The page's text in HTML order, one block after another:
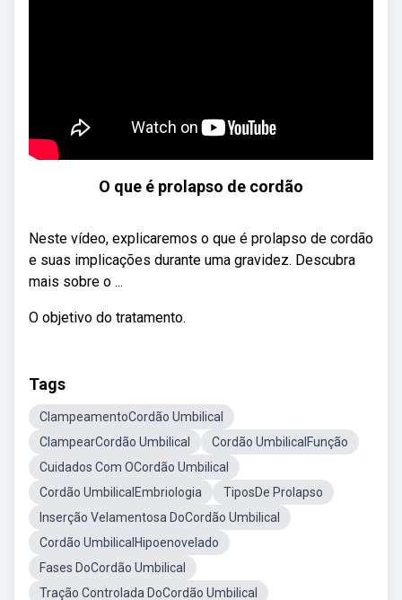
O que é prolapso de cordão
Neste vídeo, explicaremos o que é prolapso de cordão
e suas implicações durante uma gravidez. Descubra
mais sobre o ...
O objetivo do tratamento.
Tags
ClampeamentoCordão Umbilical
ClampearCordão Umbilical
Cordão UmbilicalFunção
Cuidados Com OCordão Umbilical
Cordão UmbilicalEmbriologia
TiposDe Prolapso
Inserção Velamentosa DoCordão Umbilical
Cordão UmbilicalHipoenovelado
Fases DoCordão Umbilical
Tração Controlada DoCordão Umbilical